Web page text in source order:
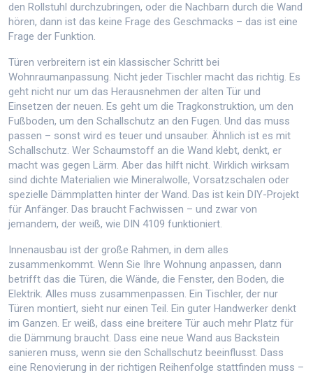
den Rollstuhl durchzubringen, oder die Nachbarn durch die Wand
hören, dann ist das keine Frage des Geschmacks – das ist eine
Frage der Funktion.
Türen verbreitern ist ein klassischer Schritt bei
Wohnraumanpassung. Nicht jeder Tischler macht das richtig. Es
geht nicht nur um das Herausnehmen der alten Tür und
Einsetzen der neuen. Es geht um die Tragkonstruktion, um den
Fußboden, um den Schallschutz an den Fugen. Und das muss
passen – sonst wird es teuer und unsauber. Ähnlich ist es mit
Schallschutz. Wer Schaumstoff an die Wand klebt, denkt, er
macht was gegen Lärm. Aber das hilft nicht. Wirklich wirksam
sind dichte Materialien wie Mineralwolle, Vorsatzschalen oder
spezielle Dämmplatten hinter der Wand. Das ist kein DIY-Projekt
für Anfänger. Das braucht Fachwissen – und zwar von
jemandem, der weiß, wie DIN 4109 funktioniert.
Innenausbau ist der große Rahmen, in dem alles
zusammenkommt. Wenn Sie Ihre Wohnung anpassen, dann
betrifft das die Türen, die Wände, die Fenster, den Boden, die
Elektrik. Alles muss zusammenpassen. Ein Tischler, der nur
Türen montiert, sieht nur einen Teil. Ein guter Handwerker denkt
im Ganzen. Er weiß, dass eine breitere Tür auch mehr Platz für
die Dämmung braucht. Dass eine neue Wand aus Backstein
sanieren muss, wenn sie den Schallschutz beeinflusst. Dass
eine Renovierung in der richtigen Reihenfolge stattfinden muss –